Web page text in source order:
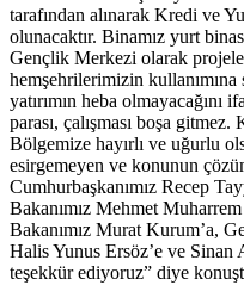
tarafından alınarak Kredi ve
olunacaktır. Binamız yurt
Gençlik Merkezi olarak
hemşehrilerimizin
yatırımın heba
parası, çalışması boşa
Bölgemize hayırlı ve uğurlu
esirgemeyen ve konunun
Cumhurbaşkanımız Recep
Bakanımız Mehmet
Bakanımız Murat Kurum’a,
Halis Yunus Ersöz’e ve
teşekkür ediyoruz” diye